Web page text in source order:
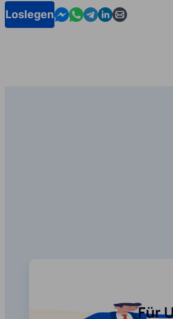
LoslegenContact us in Messenger
Contact us in WhatsApp
Contact us in
Contact us in
Contact us
Für